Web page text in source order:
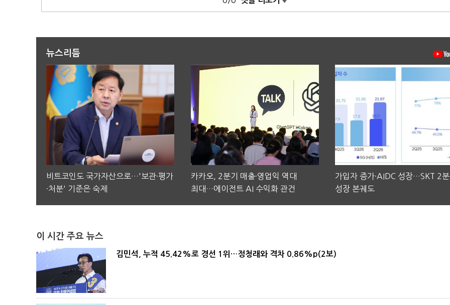
뉴스리듬
비트코인도 국가자산으로…'보관·평가
·처분' 기준은 숙제
카카오, 2분기 매출·영업익 역대
최대…에이전트 AI 수익화 관건
가입자 증가·AIDC 성장…SKT 2
성장 본궤도
이 시간 주요 뉴스
김민석, 누적 45.42%로 경선 1위…정청래와 격차 0.86%p(2보)